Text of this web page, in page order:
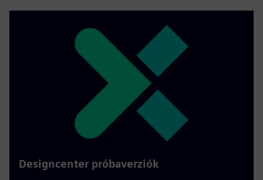
Designcenter próbaverziók